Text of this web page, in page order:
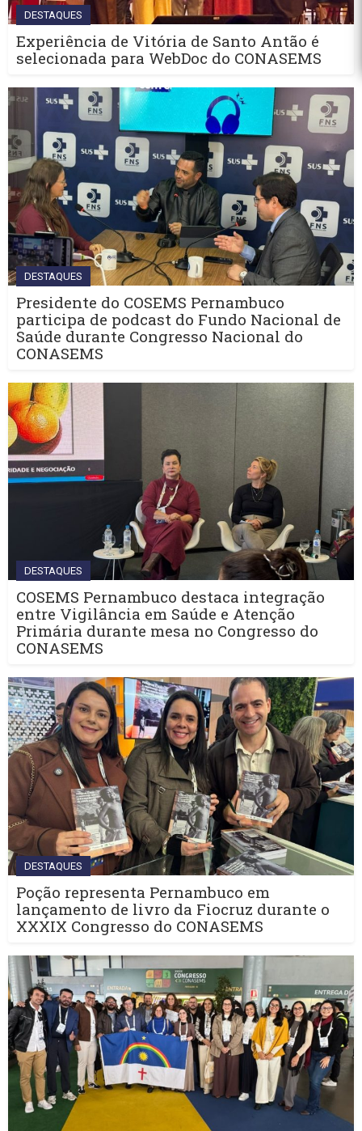
DESTAQUES
Experiência de Vitória de Santo Antão é
selecionada para WebDoc do CONASEMS
DESTAQUES
Presidente do COSEMS Pernambuco
participa de podcast do Fundo Nacional de
Saúde durante Congresso Nacional do
CONASEMS
DESTAQUES
COSEMS Pernambuco destaca integração
entre Vigilância em Saúde e Atenção
Primária durante mesa no Congresso do
CONASEMS
DESTAQUES
Poção representa Pernambuco em
lançamento de livro da Fiocruz durante o
XXXIX Congresso do CONASEMS